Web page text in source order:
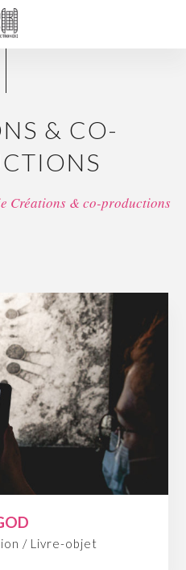
& CO-
Créations & co-productions
/ Livre-objet